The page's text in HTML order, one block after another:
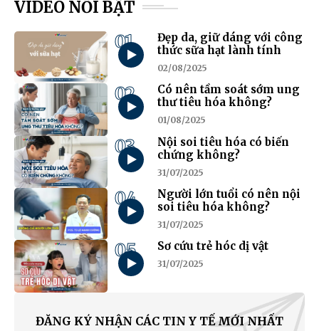
VIDEO NỔI BẬT
01
Đẹp da, giữ dáng với công
thức sữa hạt lành tính
02/08/2025
02
Có nên tầm soát sớm ung
thư tiêu hóa không?
01/08/2025
03
Nội soi tiêu hóa có biến
chứng không?
31/07/2025
04
Người lớn tuổi có nên nội
soi tiêu hóa không?
31/07/2025
05 Sơ cứu trẻ hóc dị vật
31/07/2025
ĐĂNG KÝ NHẬN CÁC TIN Y TẾ MỚI NHẤT